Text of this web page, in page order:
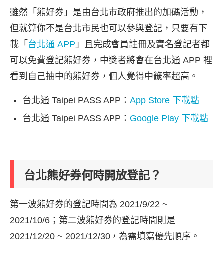
雖然「熊好券」是由台北市政府推出的加碼活動，
但就算你不是台北市民也可以參與登記，只要有下
載「 台北通 APP 」且完成會員註冊及實名登記者都
可以免費登記熊好券，中獎者將會在台北通 APP 裡
看到自己抽中的熊好券，個人覺得中籤率超高。
台北通 Taipei PASS APP： App Store 下載點
台北通 Taipei PASS APP： Google Play 下載點
台北熊好券何時開放登記？
第一波熊好券的登記時間為 2021/9/22 ~
2021/10/6；第二波熊好券的登記時間則是
2021/12/20 ~ 2021/12/30，為需填寫優先順序。